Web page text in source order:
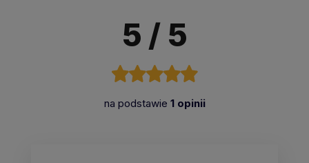
5 / 5
na podstawie 1 opinii